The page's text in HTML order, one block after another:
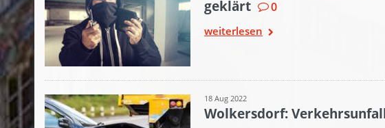
geklärt
0
weiterlesen
18 Aug 2022
Wolkersdorf: